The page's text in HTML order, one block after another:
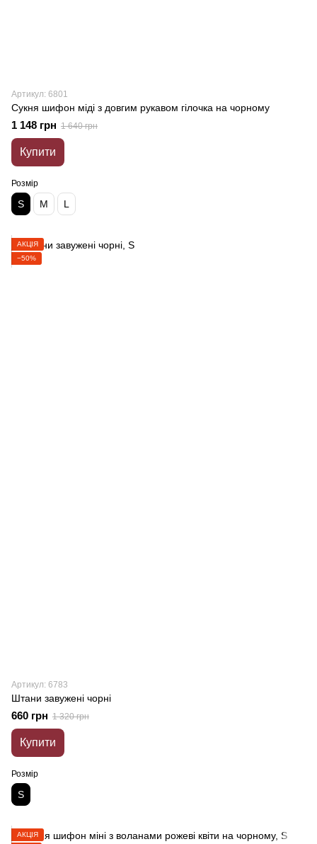
Артикул: 6801
Сукня шифон міді з довгим рукавом гілочка на чорному
1 148 грн 1 640 грн
Купити
Розмір
S M L
АКЦІЯ
−50%
Артикул: 6783
Штани завужені чорні
660 грн 1 320 грн
Купити
Розмір
S
АКЦІЯ